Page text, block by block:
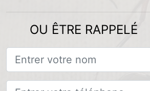
OU ÊTRE RAPPELÉ